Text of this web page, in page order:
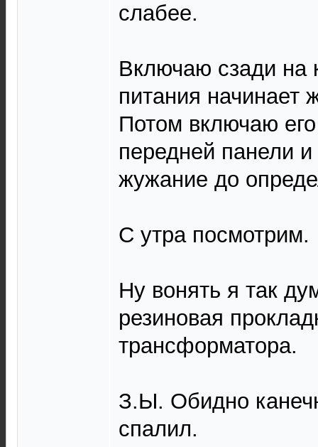
слабее.
Включаю сзади на
питания начинает
Потом включаю
передней панели и
жужание до
С утра посмотрим.
Ну вонять я так
резиновая
трансформатора.
З.Ы. Обидно
спалил.